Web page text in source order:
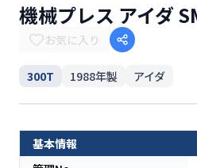
機械プレス アイダ
お気に入り
300T 1988年製 アイダ
SOLD
基本情報